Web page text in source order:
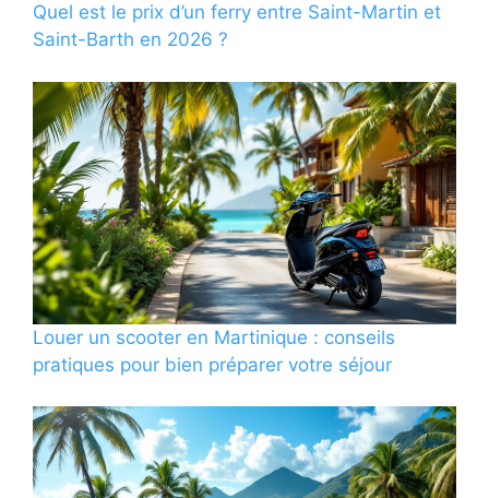
Quel est le prix d’un ferry entre Saint-Martin et
Saint-Barth en 2026 ?
Louer un scooter en Martinique : conseils
pratiques pour bien préparer votre séjour